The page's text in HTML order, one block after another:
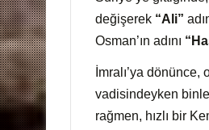
değişerek “Ali”
Osman’ın adını
İmralı’ya
vadisindeyken
rağmen, hızlı bir